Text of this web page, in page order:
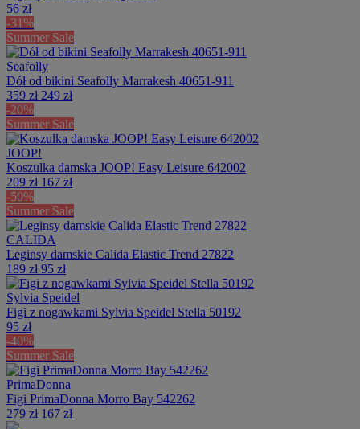
56 zł
-31%
Summer Sale
Seafolly
Dół od bikini Seafolly Marrakesh 40651-911
359 zł 249 zł
-20%
Summer Sale
JOOP!
Koszulka damska JOOP! Easy Leisure 642002
209 zł 167 zł
-50%
Summer Sale
CALIDA
Leginsy damskie Calida Elastic Trend 27822
189 zł 95 zł
Sylvia Speidel
Figi z nogawkami Sylvia Speidel Stella 50192
95 zł
-40%
Summer Sale
PrimaDonna
Figi PrimaDonna Morro Bay 542262
279 zł 167 zł